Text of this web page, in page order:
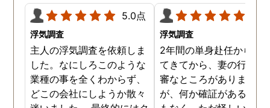
5.0点
浮気調査
主人の浮気調査を依頼しま
した。なにしろこのような
業種の事を全くわからず、
どこの会社にしようか散々
浮気調査
2年間の単身赴任から帰
てきてから、妻の行動に
審なところがありました
が、何か確証があるわけ